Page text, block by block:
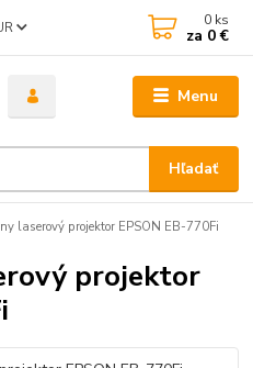
Menu
Hľadať
0 ks
za 0 €
laserový projektor EPSON EB-770Fi
projektor